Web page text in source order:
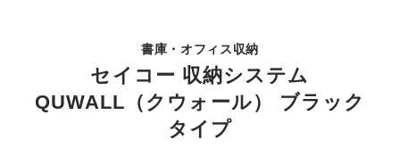
書庫・オフィス収納
セイコー 収納システム
QUWALL（クウォール） ブラック
タイプ